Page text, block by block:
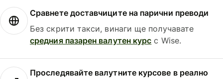
Сравнете доставчиците на парични преводи
Без скрити такси, винаги ще получавате
средния пазарен валутен курс с Wise.
Проследявайте валутните курсове в реално